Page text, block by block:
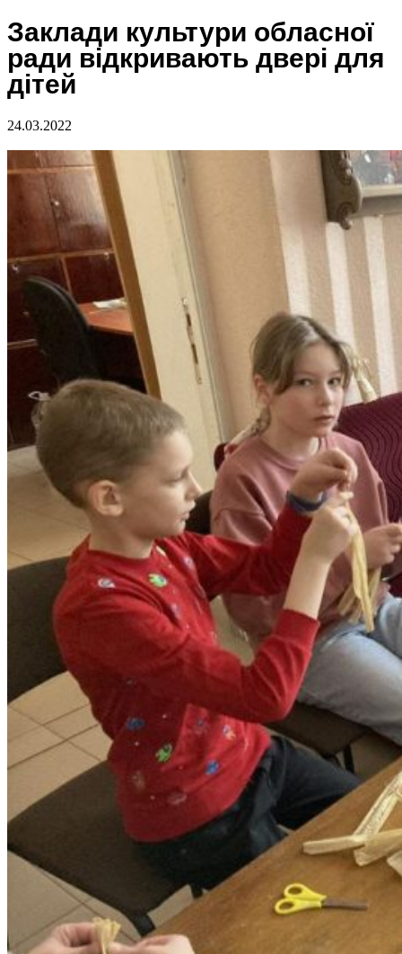
Заклади культури обласної
ради відкривають двері для
дітей
24.03.2022